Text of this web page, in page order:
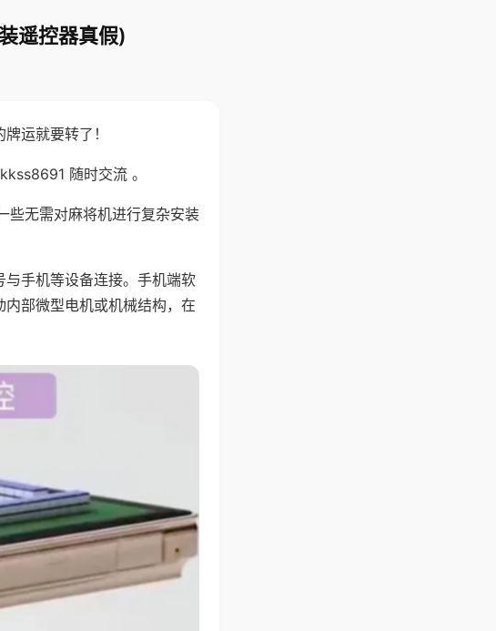
遥控器真假)
运就要转了！
随时交流 。
些无需对麻将机进行复杂安装
手机等设备连接。手机端软
部微型电机或机械结构，在